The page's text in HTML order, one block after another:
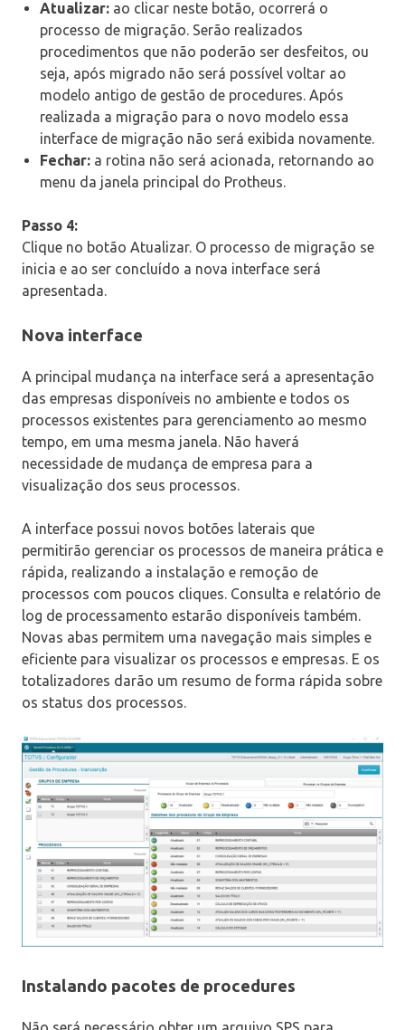
Atualizar: ao clicar neste botão, ocorrerá o
processo de migração. Serão realizados
procedimentos que não poderão ser desfeitos, ou
seja, após migrado não será possível voltar ao
modelo antigo de gestão de procedures. Após
realizada a migração para o novo modelo essa
interface de migração não será exibida novamente.
Fechar: a rotina não será acionada, retornando ao
menu da janela principal do Protheus.
Passo 4:
Clique no botão Atualizar. O processo de migração se
inicia e ao ser concluído a nova interface será
apresentada.
Nova interface
A principal mudança na interface será a apresentação
das empresas disponíveis no ambiente e todos os
processos existentes para gerenciamento ao mesmo
tempo, em uma mesma janela. Não haverá
necessidade de mudança de empresa para a
visualização dos seus processos.
A interface possui novos botões laterais que
permitirão gerenciar os processos de maneira prática e
rápida, realizando a instalação e remoção de
processos com poucos cliques. Consulta e relatório de
log de processamento estarão disponíveis também.
Novas abas permitem uma navegação mais simples e
eficiente para visualizar os processos e empresas. E os
totalizadores darão um resumo de forma rápida sobre
os status dos processos.
Instalando pacotes de procedures